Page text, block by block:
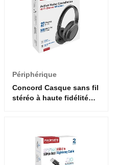
Périphérique
Concord Casque sans fil
stéréo à haute fidélité